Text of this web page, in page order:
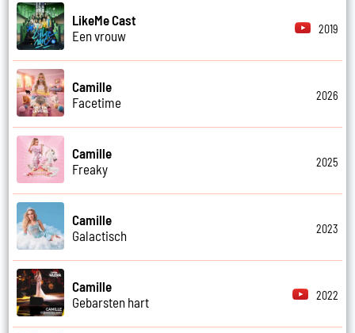
LikeMe Cast
Een vrouw
2019
Camille
Facetime
2026
Camille
Freaky
2025
Camille
Galactisch
2023
Camille
Gebarsten hart
2022